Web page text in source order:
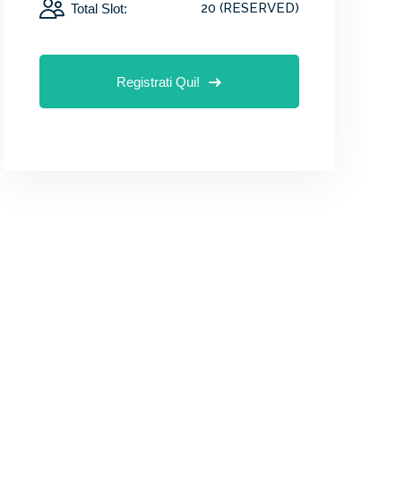
Total Slot: 20 (RESERVED)
Registrati Qui!